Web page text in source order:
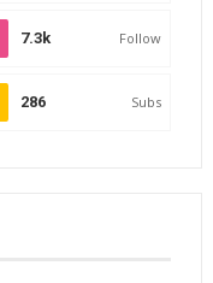
7.3k Follow
286 Subs